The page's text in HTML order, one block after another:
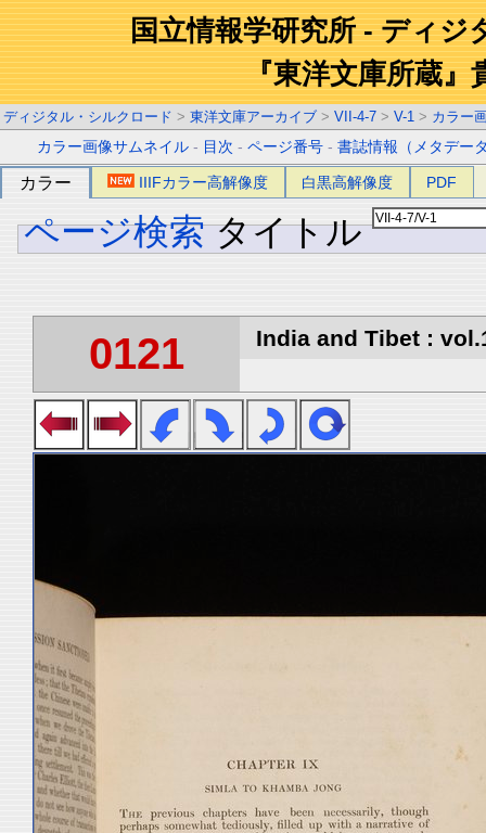
国立情報学研究所 - ディジ
『東洋文庫所蔵』
ディジタル・シルクロード > 東洋文庫アーカイブ > VII-4-7 > V-1 > カラー
カラー画像サムネイル - 目次 -ページ番号 -書誌情報（メタデー
カラー IIIFカラー高解像度 白黒高解像度 PDF
ページ検索 タイトル
0121 India and Tibet :